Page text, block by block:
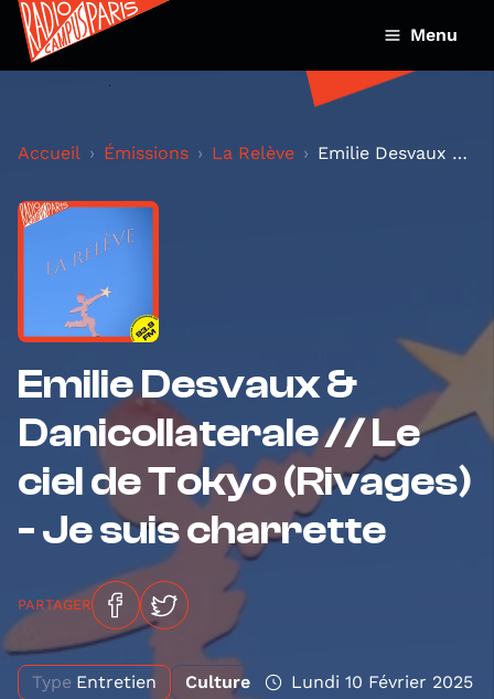
Menu
Accueil Émissions La Relève Emilie Desvaux & Danicollaterale // Le ciel de Tok...
Emilie Desvaux &
Danicollaterale // Le
ciel de Tokyo (Rivages)
- Je suis charrette
PARTAGER
Type Entretien Culture Lundi 10 Février 2025